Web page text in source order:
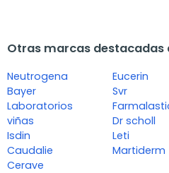
Otras marcas destacadas
Neutrogena
Bayer
Laboratorios
viñas
Isdin
Caudalie
Cerave
Eucerin
Svr
Dr scholl
Leti
Martiderm